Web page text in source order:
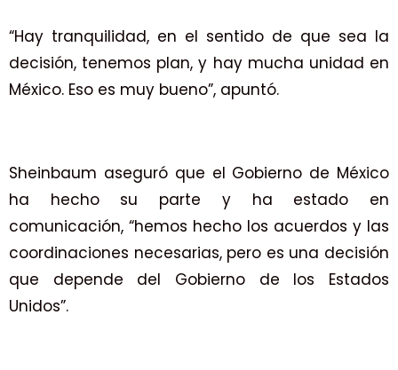
“Hay tranquilidad, en el sentido de que sea la
decisión, tenemos plan, y hay mucha unidad en
México. Eso es muy bueno”, apuntó.
Sheinbaum aseguró que el Gobierno de México
ha hecho su parte y ha estado en
comunicación, “hemos hecho los acuerdos y las
coordinaciones necesarias, pero es una decisión
que depende del Gobierno de los Estados
Unidos”.